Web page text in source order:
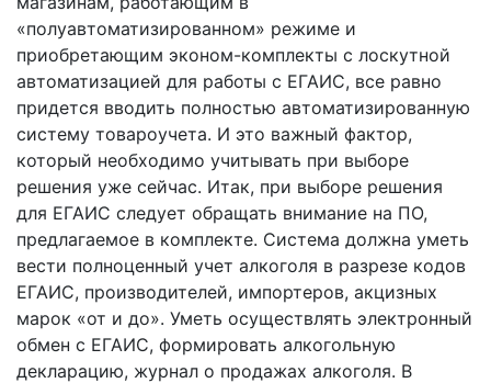
«полуавтоматизированном» режиме и
приобретающим эконом-комплекты с лоскутной
автоматизацией для работы с ЕГАИС, все равно
придется вводить полностью автоматизированную
систему товароучета. И это важный фактор,
который необходимо учитывать при выборе
решения уже сейчас. Итак, при выборе решения
для ЕГАИС следует обращать внимание на ПО,
предлагаемое в комплекте. Система должна уметь
вести полноценный учет алкоголя в разрезе кодов
ЕГАИС, производителей, импортеров, акцизных
марок «от и до». Уметь осуществлять электронный
обмен с ЕГАИС, формировать алкогольную
декларацию, журнал о продажах алкоголя. В